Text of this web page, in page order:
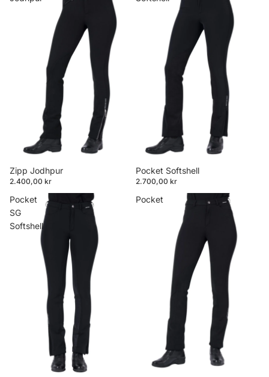
Zipp Jodhpur
2.400,00 kr
Pocket Softshell
2.700,00 kr
Pocket
SG
Softshell
Pocket